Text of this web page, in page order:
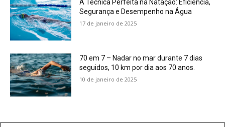
A Técnica Perfeita na Natação: Eficiência,
Segurança e Desempenho na Água
17 de janeiro de 2025
70 em 7 – Nadar no mar durante 7 dias
seguidos, 10 km por dia aos 70 anos.
10 de janeiro de 2025